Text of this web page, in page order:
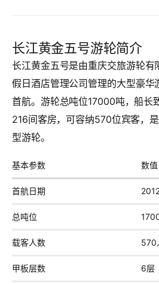
长江黄金五号游轮简介
长江黄金五号是由重庆交旅游轮有
假日酒店管理公司管理的大型豪华
首航。游轮总吨位17000吨，船长
216间客房，可容纳570位宾客，
型游轮。
基本参数 数值
首航日期
总吨位
载客人数 570
甲板层数 6层